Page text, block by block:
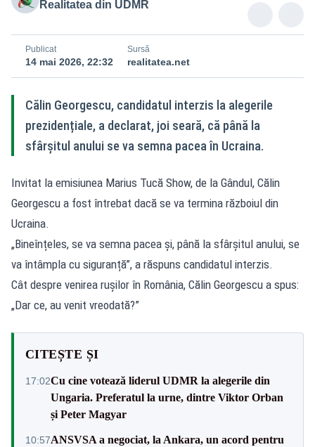
Realitatea din UDMR
Publicat
14 mai 2026, 22:32
Sursă
realitatea.net
Călin Georgescu, candidatul interzis la alegerile
prezidențiale, a declarat, joi seară, că până la
sfârșitul anului se va semna pacea în Ucraina.
Invitat la emisiunea Marius Tucă Show, de la Gândul, Călin
Georgescu a fost întrebat dacă se va termina războiul din
Ucraina.
„Bineînțeles, se va semna pacea și, până la sfârșitul anului, se
va întâmpla cu siguranță”, a răspuns candidatul interzis.
Cât despre venirea rușilor în România, Călin Georgescu a spus:
„Dar ce, au venit vreodată?”
CITEȘTE ȘI
17:02Cu cine votează liderul UDMR la alegerile din
Ungaria. Preferatul la urne, dintre Viktor Orban
și Peter Magyar
10:57ANSVSA a negociat, la Ankara, un acord pentru